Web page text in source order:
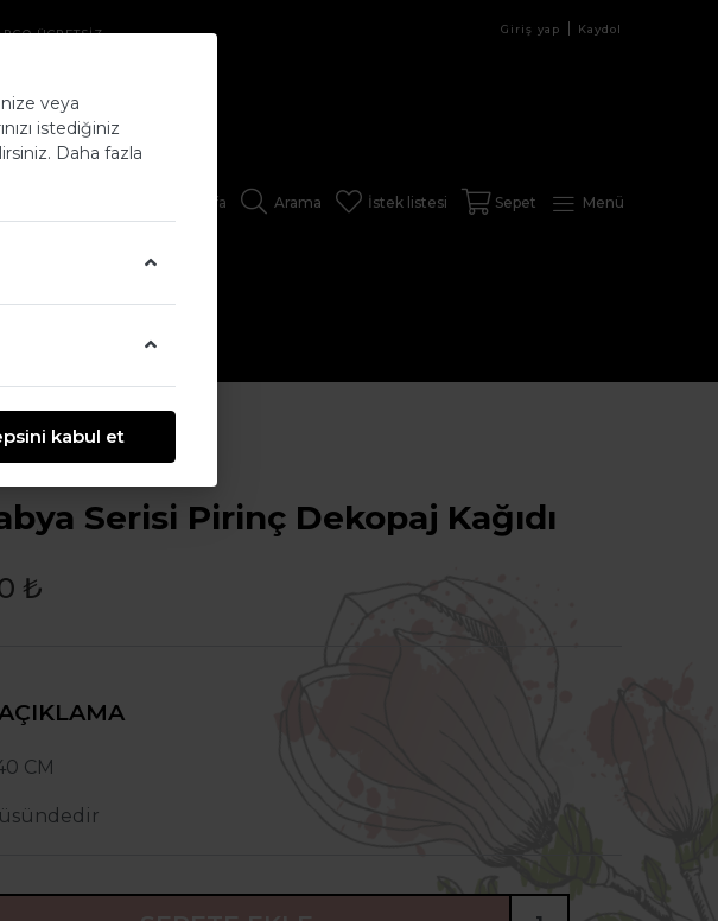
ÜCRETSİZ Giriş yap Kaydol
KAĞIDI
Menü
Anasayfa Arama İstek listesi Sepet
Serisi Pirinç Dekopaj Kağıdı
₺
CM
veya
istediğiniz
Daha fazla
kabul et